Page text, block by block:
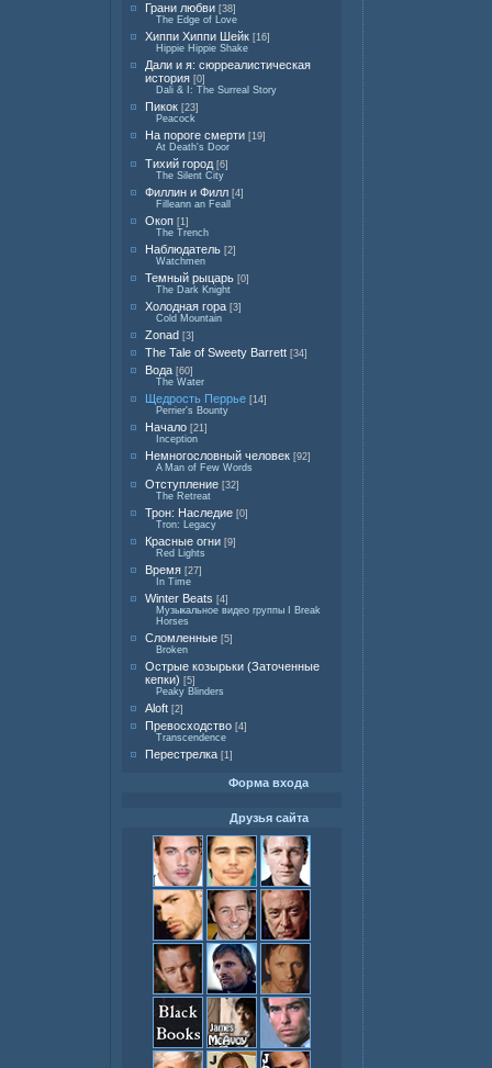
Грани любви [38]
The Edge of Love
Хиппи Хиппи Шейк [16]
Hippie Hippie Shake
Дали и я: сюрреалистическая
история [0]
Dali & I: The Surreal Story
Пикок [23]
Peacock
На пороге смерти [19]
At Death's Door
Тихий город [6]
The Silent City
Филлин и Филл [4]
Filleann an Feall
Окоп [1]
The Trench
Наблюдатель [2]
Watchmen
Темный рыцарь [0]
The Dark Knight
Холодная гора [3]
Cold Mountain
Zonad [3]
The Tale of Sweety Barrett [34]
Вода [60]
The Water
Щедрость Перрье [14]
Perrier's Bounty
Начало [21]
Inception
Немногословный человек [92]
A Man of Few Words
Отступление [32]
The Retreat
Трон: Наследие [0]
Tron: Legacy
Красные огни [9]
Red Lights
Время [27]
In Time
Winter Beats [4]
Музыкальное видео группы I Break
Horses
Сломленные [5]
Broken
Острые козырьки (Заточенные
кепки) [5]
Peaky Blinders
Aloft [2]
Превосходство [4]
Transcendence
Перестрелка [1]
Форма входа
Друзья сайта